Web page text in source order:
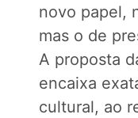
novo papel,
mas o de
A proposta
encaixa
cultural, ao